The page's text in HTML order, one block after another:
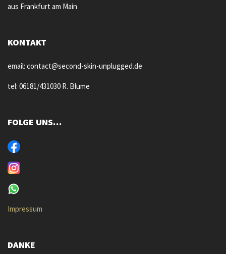
aus Frankfurt am Main
KONTAKT
email: contact@second-skin-unplugged.de
tel: 06181/431030 R. Blume
FOLGE UNS…
Impressum
DANKE